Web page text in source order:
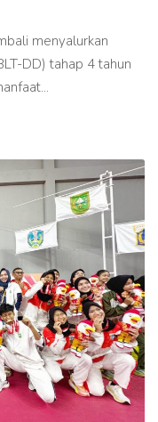
menyalurkan
DD) tahap 4 tahun